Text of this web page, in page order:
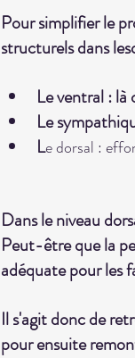
Pour simplifier le
structurels dans
Le ventral :
Le
Le dorsal :
Dans le niveau
Peut-être que la
adéquate pour les
Il s'agit donc de
pour ensuite